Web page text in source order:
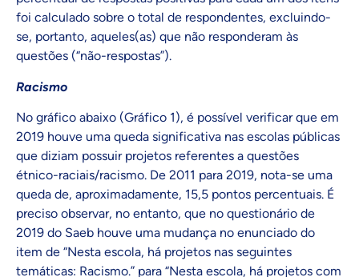
foi calculado sobre o total de respondentes, excluindo-
se, portanto, aqueles(as) que não responderam às
questões (“não-respostas”).
Racismo
No gráfico abaixo (Gráfico 1), é possível verificar que em
2019 houve uma queda significativa nas escolas públicas
que diziam possuir projetos referentes a questões
étnico-raciais/racismo. De 2011 para 2019, nota-se uma
queda de, aproximadamente, 15,5 pontos percentuais. É
preciso observar, no entanto, que no questionário de
2019 do Saeb houve uma mudança no enunciado do
item de “Nesta escola, há projetos nas seguintes
temáticas: Racismo.” para “Nesta escola, há projetos com